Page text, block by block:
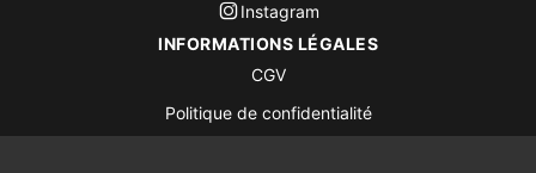
INFORMATIONS LÉGALES
CGV
Politique de confidentialité
Instagram